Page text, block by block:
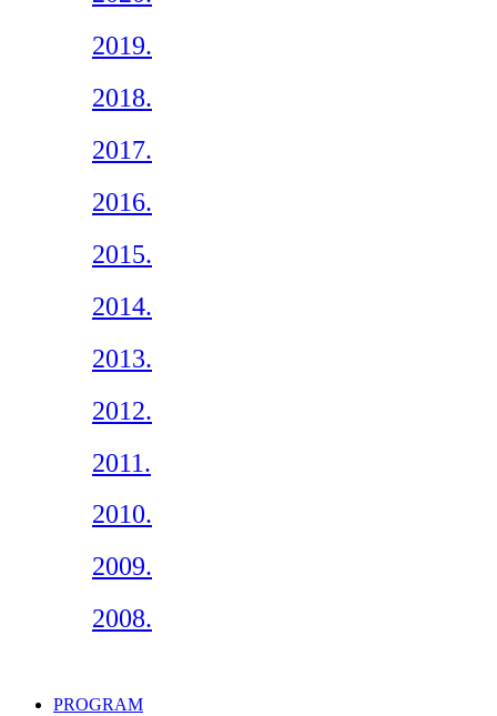
2019.
2018.
2017.
2016.
2015.
2014.
2013.
2012.
2011.
2010.
2009.
2008.
PROGRAM